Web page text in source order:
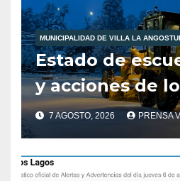
MUNICIPALIDAD DE VILLA LA
Estado de
y acciones de
municipales –
Angostura – 7
10:00 hs
7 AGOSTO, 2026 PRENSA